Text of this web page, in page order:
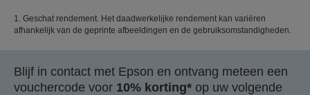
1. Geschat rendement. Het daadwerkelijke rendement kan variëren
afhankelijk van de geprinte afbeeldingen en de gebruiksomstandigheden.
Blijf in contact met Epson en ontvang meteen een
vouchercode voor 10% korting* op uw volgende